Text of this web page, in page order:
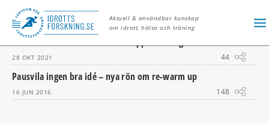
Aktuell & användbar kunskap
om idrott, hälsa och träning
Guide: Bra förberedd med rätt uppvärmning
28 OKT 2021 44
Pausvila ingen bra idé – nya rön om re-warm up
16 JUN 2016 148